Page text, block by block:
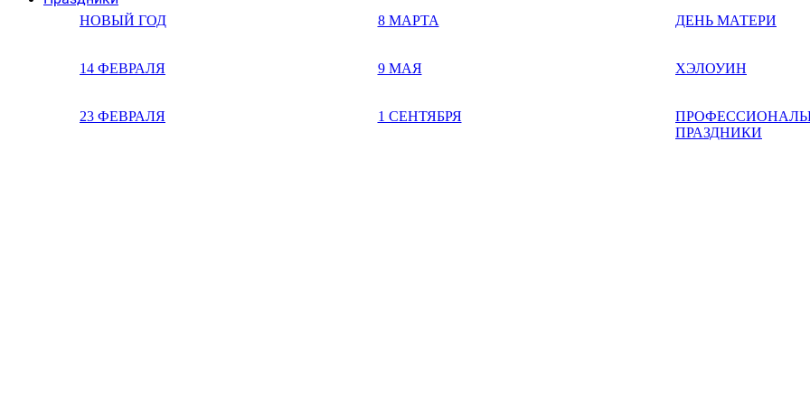
НОВЫЙ ГОД
14 ФЕВРАЛЯ
23 ФЕВРАЛЯ
8 МАРТА
9 МАЯ
1 СЕНТЯБРЯ
ДЕНЬ МАТЕРИ
ХЭЛОУИН
ПРАЗДНИКИ